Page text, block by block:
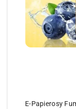
E-Papierosy